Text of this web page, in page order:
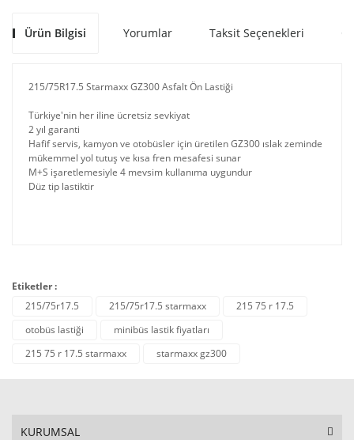
Ürün Bilgisi Yorumlar Taksit Seçenekleri
215/75R17.5 Starmaxx GZ300 Asfalt Ön Lastiği
Türkiye'nin her iline ücretsiz sevkiyat
2 yıl garanti
Hafif servis, kamyon ve otobüsler için üretilen GZ300 ıslak zeminde
mükemmel yol tutuş ve kısa fren mesafesi sunar
M+S işaretlemesiyle 4 mevsim kullanıma uygundur
Düz tip lastiktir
Etiketler :
215/75r17.5
215/75r17.5 starmaxx
215 75 r 17.5
otobüs lastiği
minibüs lastik fiyatları
215 75 r 17.5 starmaxx
starmaxx gz300
KURUMSAL